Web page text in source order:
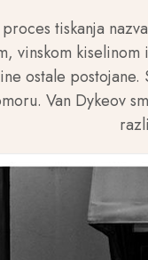
tiskanja
vinskom
ostale
Van Dykeov